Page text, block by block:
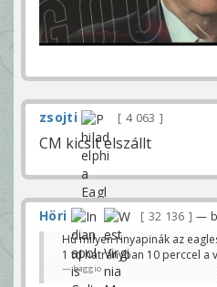
zsojti 4 063
CM kicsit elszállt
Höri 32 136 —
Hú milyen rinyapinák az
1 td hátrányban 10 perccel a
baggio